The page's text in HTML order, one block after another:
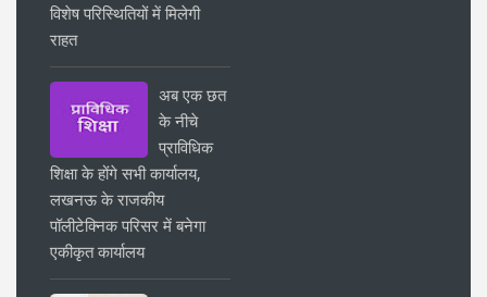
विशेष परिस्थितियों में मिलेगी
राहत
अब एक छत
के नीचे
प्राविधिक
शिक्षा के होंगे सभी कार्यालय,
लखनऊ के राजकीय
पॉलीटेक्निक परिसर में बनेगा
एकीकृत कार्यालय